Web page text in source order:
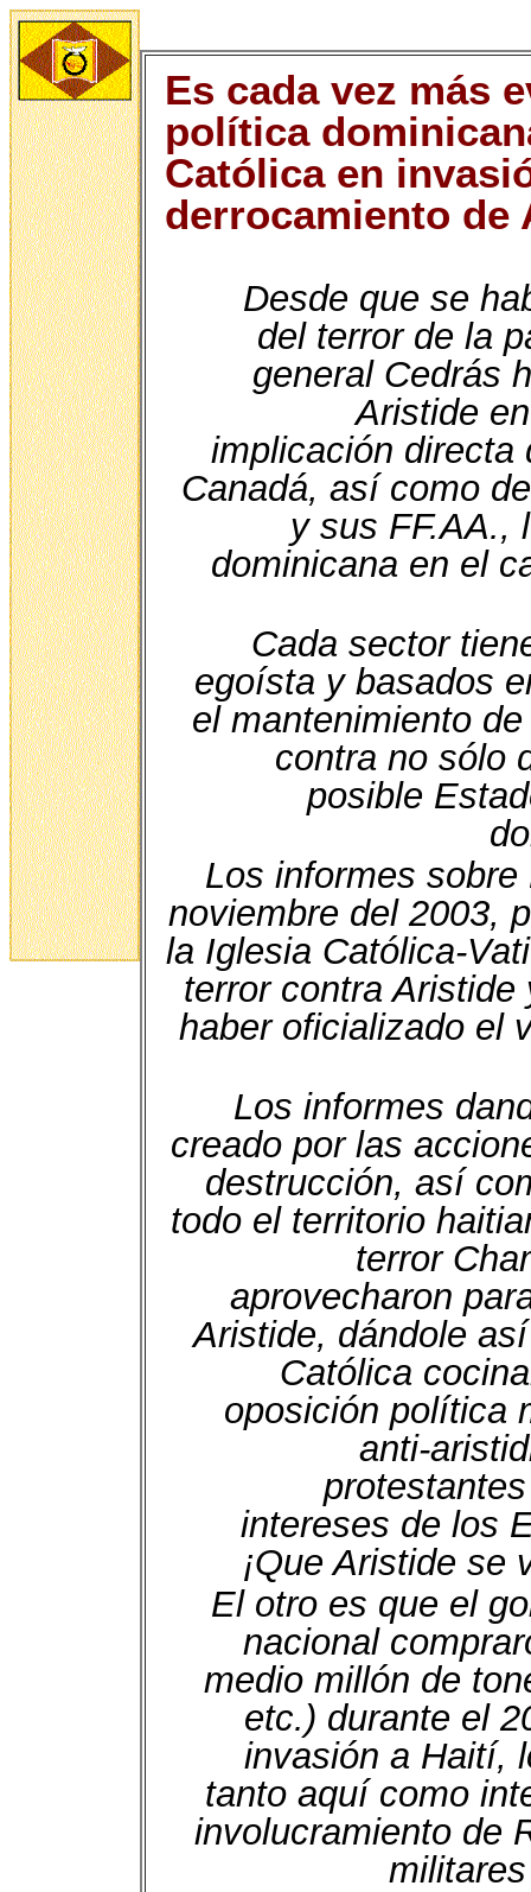
Es cada vez más
política
Católica en
derrocamiento de
Desde que se
del terror de la
general Cedrás
Aristide
implicación directa
Canadá, así como
y sus FF.AA.,
dominicana en el
Cada sector
egoísta y basados
el mantenimiento
contra no sólo
posible
Los informes
noviembre del 2003,
la Iglesia Católica-
terror contra
haber oficializado el
Los informes
creado por las
destrucción, así
todo el territorio
terror
aprovecharon
Aristide, dándole
Católica
oposición política
anti-
intereses de los
¡Que Aristide se
El otro es que el
nacional
medio millón de
etc.) durante el
invasión a Haití,
tanto aquí como
involucramiento de